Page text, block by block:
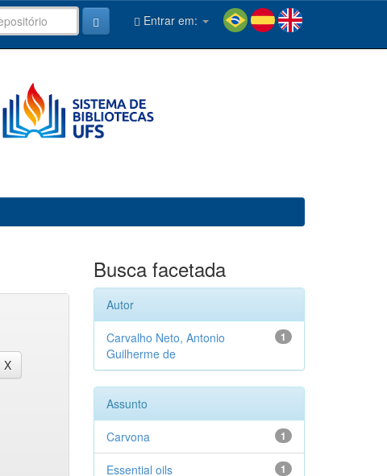
Entrar em:
Busca facetada
Autor
1
Carvalho Neto, Antonio
Guilherme de
Assunto
1
Carvona
1
Essential oils